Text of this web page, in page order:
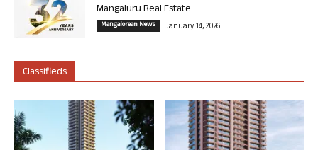
Mangaluru Real Estate
Mangalorean News January 14, 2026
Classifieds